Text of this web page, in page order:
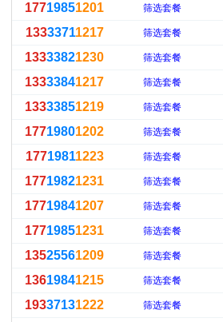
17719851201 筛选套餐
13333711217 筛选套餐
13333821230 筛选套餐
13333841217 筛选套餐
13333851219 筛选套餐
17719801202 筛选套餐
17719811223 筛选套餐
17719821231 筛选套餐
17719841207 筛选套餐
17719851231 筛选套餐
13525561209 筛选套餐
13619841215 筛选套餐
19337131222 筛选套餐